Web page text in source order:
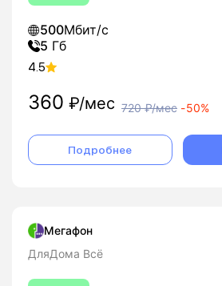
500Мбит/с
5 Гб
4.5
360 ₽/мес 720₽/мес -50%
Подробнее
Мегафон
ДляДома Всё